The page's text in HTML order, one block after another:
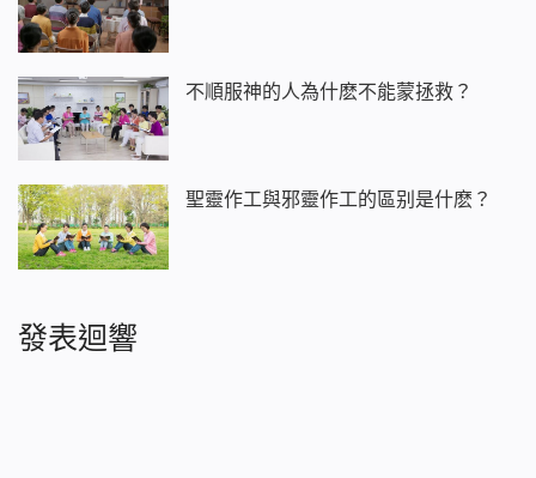
不順服神的人為什麽不能蒙拯救？
聖靈作工與邪靈作工的區别是什麽？
發表迴響